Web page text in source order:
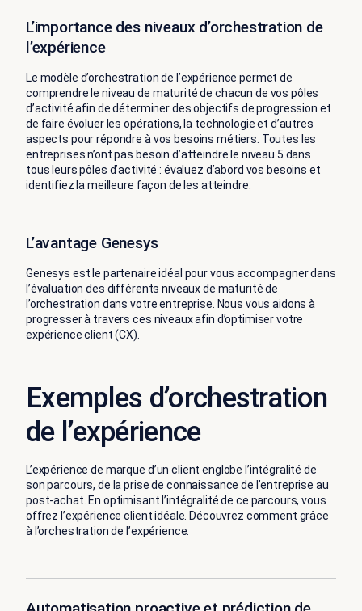
L’importance des niveaux d’orchestration de
l’expérience
Le modèle d’orchestration de l’expérience permet de
comprendre le niveau de maturité de chacun de vos pôles
d’activité afin de déterminer des objectifs de progression et
de faire évoluer les opérations, la technologie et d’autres
aspects pour répondre à vos besoins métiers. Toutes les
entreprises n’ont pas besoin d’atteindre le niveau 5 dans
tous leurs pôles d’activité : évaluez d’abord vos besoins et
identifiez la meilleure façon de les atteindre.
L’avantage Genesys
Genesys est le partenaire idéal pour vous accompagner dans
l’évaluation des différents niveaux de maturité de
l’orchestration dans votre entreprise. Nous vous aidons à
progresser à travers ces niveaux afin d’optimiser votre
expérience client (CX).
Exemples d’orchestration
de l’expérience
L’expérience de marque d’un client englobe l’intégralité de
son parcours, de la prise de connaissance de l’entreprise au
post-achat. En optimisant l’intégralité de ce parcours, vous
offrez l’expérience client idéale. Découvrez comment grâce
à l’orchestration de l’expérience.